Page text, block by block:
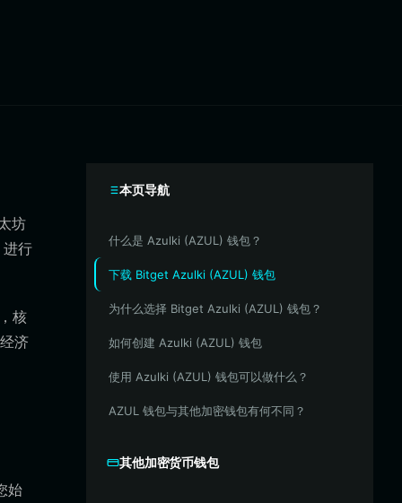
坊
行
核
济
始
本页导航
什么是 Azulki (AZUL) 钱包？
下载 Bitget Azulki (AZUL) 钱包
为什么选择 Bitget Azulki (AZUL) 钱包？
如何创建 Azulki (AZUL) 钱包
使用 Azulki (AZUL) 钱包可以做什么？
AZUL 钱包与其他加密钱包有何不同？
其他加密货币钱包